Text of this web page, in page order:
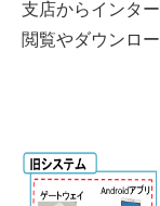
支店からインタ
閲覧やダウンロ